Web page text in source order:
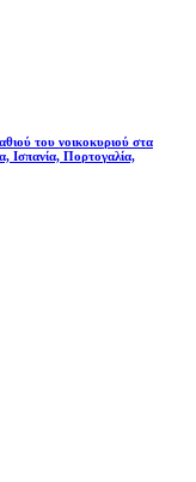
του νοικοκυριού στα
Ισπανία, Πορτογαλία,